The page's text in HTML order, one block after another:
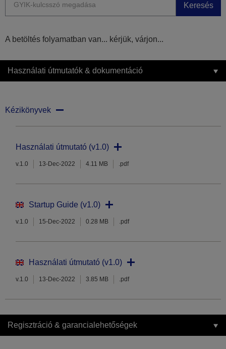
Keresés
A betöltés folyamatban van... kérjük, várjon...
Használati útmutatók & dokumentáció
Kézikönyvek
Használati útmutató (v1.0)
v.1.0 13-Dec-2022 4.11 MB .pdf
Startup Guide (v1.0)
v.1.0 15-Dec-2022 0.28 MB .pdf
Használati útmutató (v1.0)
v.1.0 13-Dec-2022 3.85 MB .pdf
Regisztráció & garancialehetőségek